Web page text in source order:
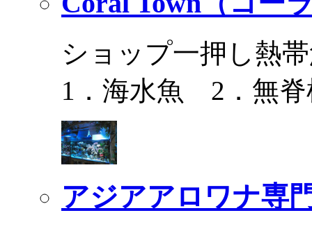
ショップ一押し熱
1．海水魚 2．無脊
アジアアロワナ専